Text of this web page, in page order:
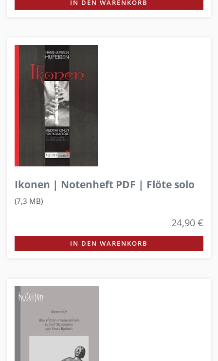
IN DEN WARENKORB
Ikonen | Notenheft PDF | Flöte solo
(7,3 MB)
24,90 €
IN DEN WARENKORB